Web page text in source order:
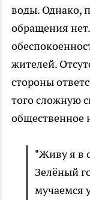
воды. Однако,
обращения
жителей.
стороны
того сложную
общественное
"Живу я в
Зелёный
мучаемся